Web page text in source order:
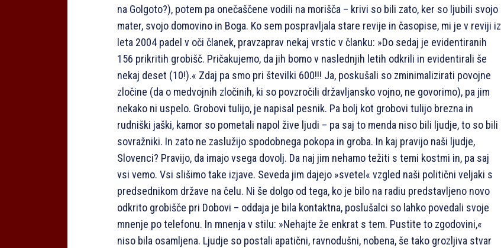
na Golgoto?), potem pa onečaščene vodili na morišča – krivi so bili zato, ker so ljubili svojo
mater, svojo domovino in Boga. Ko sem pospravljala stare revije in časopise, mi je v reviji iz
leta 2004 padel v oči članek, pravzaprav nekaj vrstic v članku: »Do sedaj je evidentiranih
156 prikritih grobišč. Pričakujemo, da jih bomo v naslednjih letih odkrili in evidentirali še
nekaj deset (10!).« Zdaj pa smo pri številki 600!!! Ja, poskušali so zminimalizirati povojne
zločine (da o medvojnih zločinih, ki so povzročili državljansko vojno, ne govorimo), pa jim
nekako ni uspelo. Grobovi tulijo, je napisal pesnik. Pa bolj kot grobovi tulijo brezna in
rudniški jaški, kamor so pometali napol žive ljudi – pa saj to menda niso bili ljudje, to so bili
sovražniki. In zato ne zaslužijo spodobnega pokopa in groba. In kaj pravijo naši ljudje,
Slovenci? Pravijo, da imajo vsega dovolj. Da naj jim nehamo težiti s temi kostmi in, pa saj
vsi vemo. Vsi slišimo take izjave. Seveda jim dajejo »svetel« vzgled naši politični veljaki s
predsednikom države na čelu. Ni še dolgo od tega, ko je bilo na radiu predstavljeno novo
odkrito grobišče pri Dobovi – oddaja je bila kontaktna, poslušalci so lahko povedali svoje
mnenje po telefonu. In mnenja v stilu: »Nehajte že enkrat s tem. Pustite to zgodovini,«
niso bila osamljena. Ljudje so postali apatični, ravnodušni, nobena, še tako grozljiva stvar